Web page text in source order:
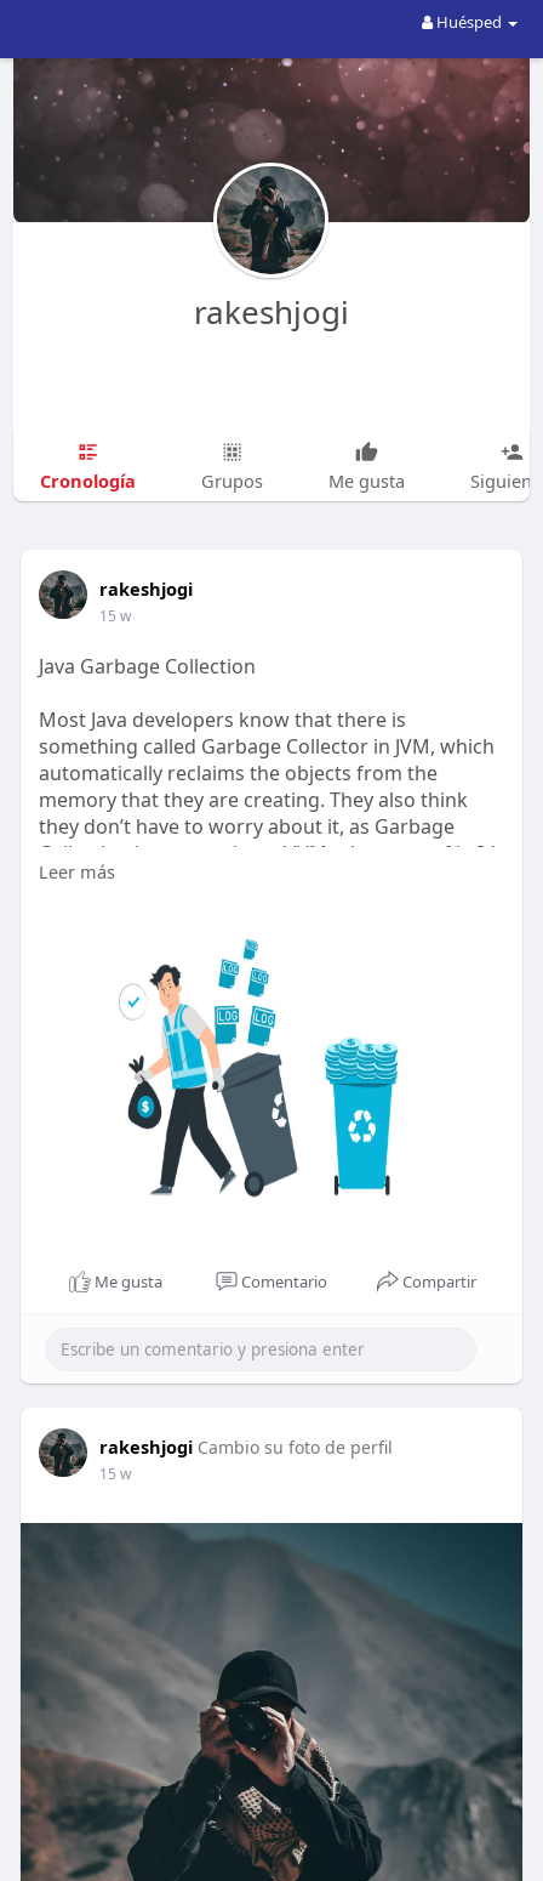
Huésped
rakeshjogi
Cronología Grupos Me gusta
rakeshjogi
15 w
Java Garbage Collection
Most Java developers know that there is
something called Garbage Collector in JVM, which
automatically reclaims the objects from the
memory that they are creating. They also think
they don’t have to worry about it, as Garbage
Collection is automatic and JVM takes care of it. It’s
a true statement. However, there are going to be
little bit’ more about Garbage Collection, especially
when their application suffers from memory
problems or performance degradations. Visit:
https://blog.gceasy.io/what-is....-java-garbage-
Leer más
Me gusta Comentario Compartir
rakeshjogi Cambio su foto de perfil
15 w